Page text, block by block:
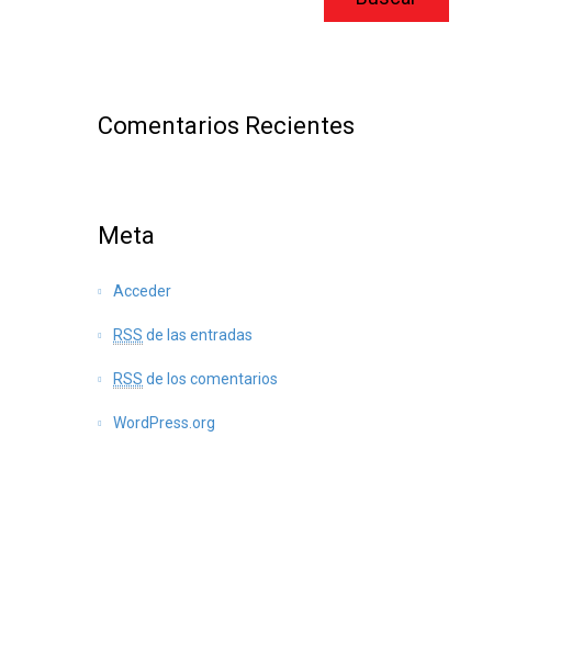
Comentarios Recientes
Meta
Acceder
RSS de las entradas
RSS de los comentarios
WordPress.org